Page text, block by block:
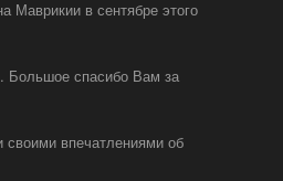
в сентябре этого
Большое спасибо Вам за
впечатлениями об